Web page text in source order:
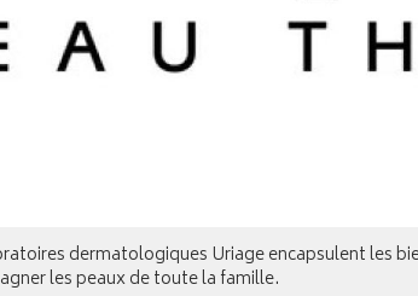
dermatologiques Uriage encapsulent les
les peaux de toute la famille.